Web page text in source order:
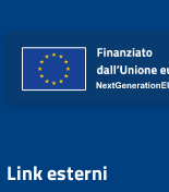
Link esterni